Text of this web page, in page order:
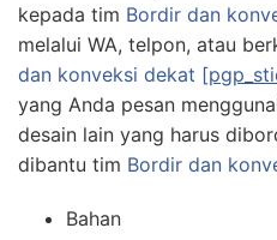
kepada tim Bordir dan
melalui WA, telpon, atau
dan konveksi dekat
yang Anda pesan
desain lain yang harus
dibantu tim Bordir dan
Bahan